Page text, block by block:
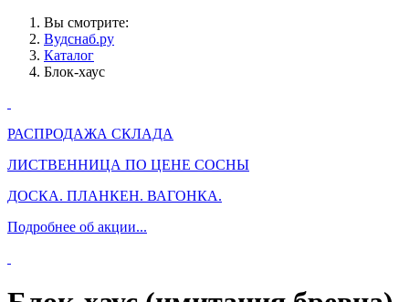
Вы смотрите:
Вудснаб.ру
Каталог
Блок-хаус
РАСПРОДАЖА СКЛАДА
ЛИСТВЕННИЦА ПО ЦЕНЕ СОСНЫ
ДОСКА. ПЛАНКЕН. ВАГОНКА.
Подробнее об акции...